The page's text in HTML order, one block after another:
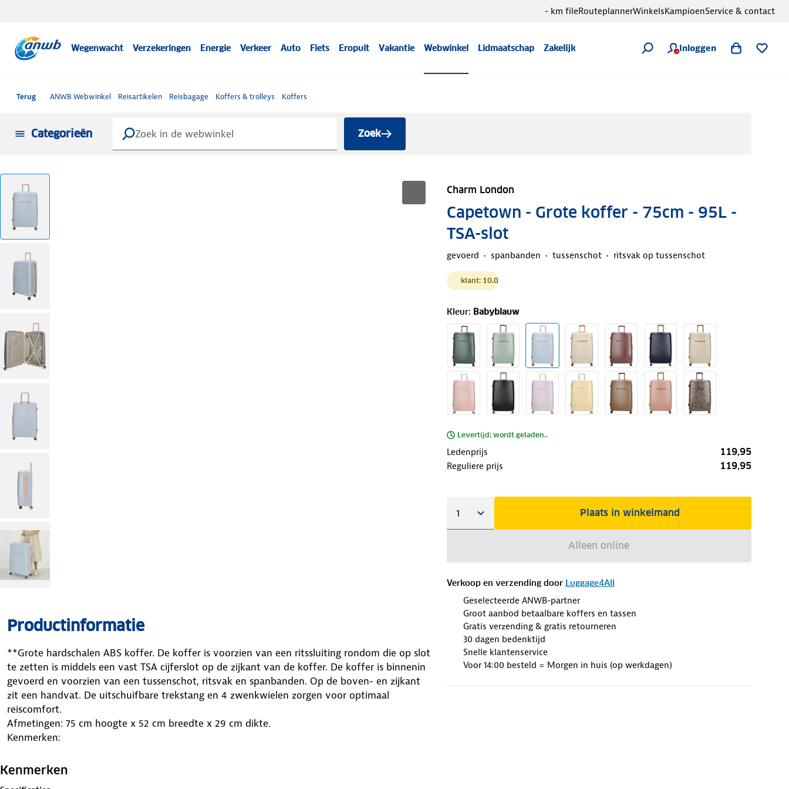
Wegenwacht Verzekeringen Energie Verkeer Auto Fiets Eropuit Vakantie Webwinkel Lidmaatschap Zakelijk Inloggen
- km fileRouteplannerWinkelsKampioenService & contact
Terug ANWB Webwinkel Reisartikelen Reisbagage Koffers & trolleys Koffers
Categorieën Zoek
Charm London
Capetown - Grote koffer - 75cm - 95L -
TSA-slot
gevoerd spanbanden tussenschot ritsvak op tussenschot
klant: 10.0
Kleur: Babyblauw
Levertijd: wordt geladen..
Ledenprijs 119,95
Reguliere prijs 119,95
Plaats in winkelmand
Alleen online
Verkoop en verzending door Luggage4All
Geselecteerde ANWB-partner
Groot aanbod betaalbare koffers en tassen
Gratis verzending & gratis retourneren
30 dagen bedenktijd
Snelle klantenservice
Voor 14:00 besteld = Morgen in huis (op werkdagen)
Productinformatie
**Grote hardschalen ABS koffer. De koffer is voorzien van een ritssluiting rondom die op slot
te zetten is middels een vast TSA cijferslot op de zijkant van de koffer. De koffer is binnenin
gevoerd en voorzien van een tussenschot, ritsvak en spanbanden. Op de boven- en zijkant
zit een handvat. De uitschuifbare trekstang en 4 zwenkwielen zorgen voor optimaal
reiscomfort.
Afmetingen: 75 cm hoogte x 52 cm breedte x 29 cm dikte.
Kenmerken:
Kenmerken